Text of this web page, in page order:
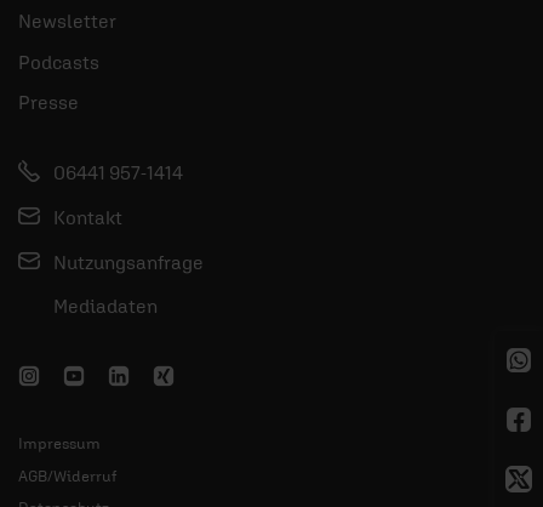
Newsletter
Podcasts
Presse
06441 957-1414
Kontakt
Nutzungsanfrage
Mediadaten
Impressum
AGB/Widerruf